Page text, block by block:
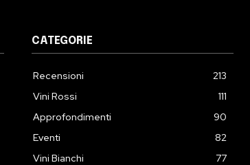
CATEGORIE
Recensioni
213
Vini Rossi
111
Approfondimenti
90
Eventi
82
Vini Bianchi
77